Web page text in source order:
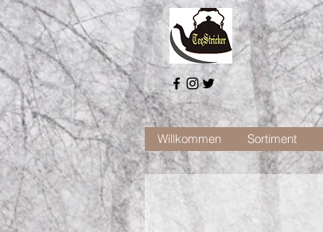
Willkommen Sortiment